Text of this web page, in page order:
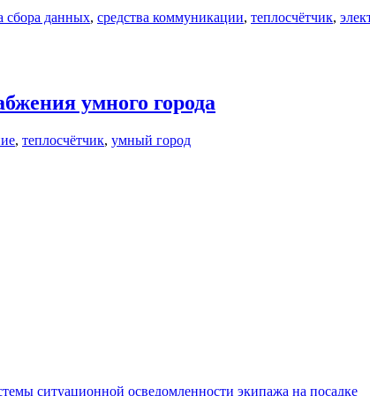
сбора данных, средства коммуникации, теплосчётчик,
умного города
, теплосчётчик, умный город
ситуационной осведомленности экипажа на посадке